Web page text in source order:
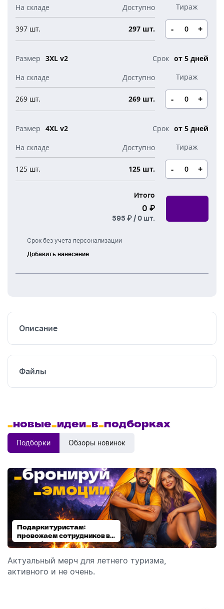
397 шт. 297 шт. - +
3XL v2 от 5 дней
269 шт. 269 шт. - +
4XL v2 от 5 дней
125 шт. 125 шт. - +
Срок без учета персонализации
Добавить нанесение
Шелкография
Итого
0 ₽
595 ₽ /0 шт.
Описание
Файлы
_новые_идеи_в_подборках
Подборки Обзоры новинок
Подарки туристам:
провожаем сотрудников в
отпуск!
Актуальный мерч для летнего туризма,
активного и не очень.
Диспенсеры для мыла:
выбираем модель
Обзор автоматических диспенсеров для мыла,
которые идеально подходят для брендирования.